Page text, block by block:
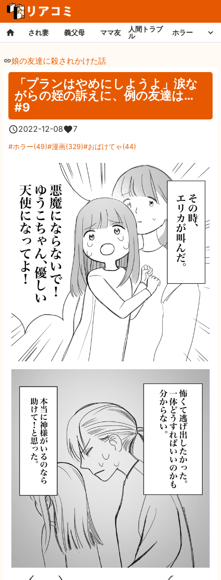
され妻 義父母 ママ友
人間トラブ
ル
ホラー
娘の友達に殺されかけた話
「プランはやめにしようよ」涙な
がらの姪の訴えに、例の友達は…
#9
2022-12-08 7
ホラー(49) 漫画(329) おばけてゃ(44)